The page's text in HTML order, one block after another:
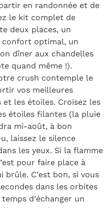
en randonnée et de
le kit complet de
deux places, un
confort optimal, un
dîner aux chandelles
quand même !).
crush contemple le
vos meilleures
les étoiles. Croisez les
étoiles filantes (la pluie
mi-août, à bon
u, laissez le silence
les yeux. Si la flamme
pour faire place à
C’est bon, si vous
dans les orbites
d’échanger un